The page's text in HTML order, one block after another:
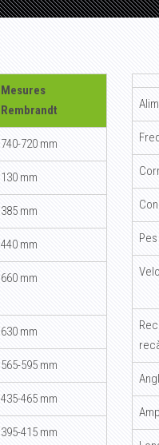
Mesures
Rembrandt
740-720 mm
130 mm
385 mm
440 mm
660 mm
630 mm
565-595 mm
435-465 mm
395-415 mm